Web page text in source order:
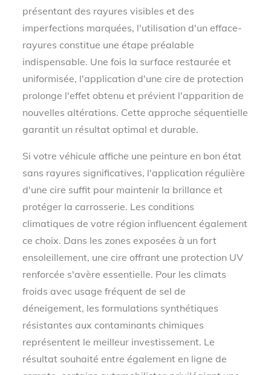
présentant des rayures visibles et des
imperfections marquées, l'utilisation d'un efface-
rayures constitue une étape préalable
indispensable. Une fois la surface restaurée et
uniformisée, l'application d'une cire de protection
prolonge l'effet obtenu et prévient l'apparition de
nouvelles altérations. Cette approche séquentielle
garantit un résultat optimal et durable.
Si votre véhicule affiche une peinture en bon état
sans rayures significatives, l'application régulière
d'une cire suffit pour maintenir la brillance et
protéger la carrosserie. Les conditions
climatiques de votre région influencent également
ce choix. Dans les zones exposées à un fort
ensoleillement, une cire offrant une protection UV
renforcée s'avère essentielle. Pour les climats
froids avec usage fréquent de sel de
déneigement, les formulations synthétiques
résistantes aux contaminants chimiques
représentent le meilleur investissement. Le
résultat souhaité entre également en ligne de